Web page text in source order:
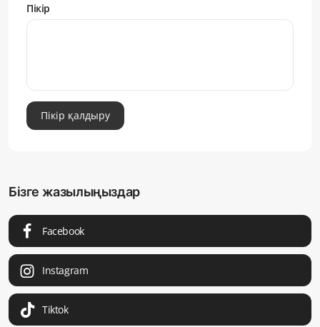
Пікір
Пікір қалдыру
Бізге жазылыңыздар
Facebook
Instagram
Tiktok